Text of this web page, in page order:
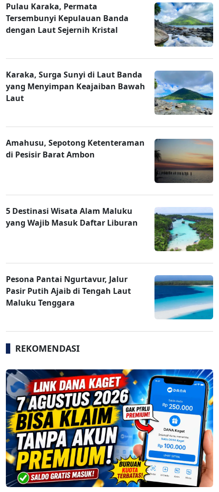
Pulau Karaka, Permata
Tersembunyi Kepulauan Banda
dengan Laut Sejernih Kristal
Karaka, Surga Sunyi di Laut Banda
yang Menyimpan Keajaiban Bawah
Laut
Amahusu, Sepotong Ketenteraman
di Pesisir Barat Ambon
5 Destinasi Wisata Alam Maluku
yang Wajib Masuk Daftar Liburan
Pesona Pantai Ngurtavur, Jalur
Pasir Putih Ajaib di Tengah Laut
Maluku Tenggara
REKOMENDASI